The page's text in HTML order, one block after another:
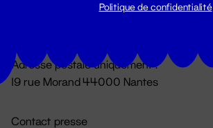
Du lundi au vendredi 14h → 18h
Adresse postale uniquement :
19 rue Morand 44000 Nantes
Contact presse
Politique de confidentialité